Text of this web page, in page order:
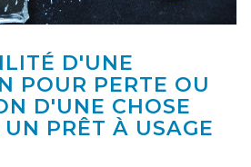
D'UNE
POUR PERTE OU
D'UNE CHOSE
PRÊT À USAGE